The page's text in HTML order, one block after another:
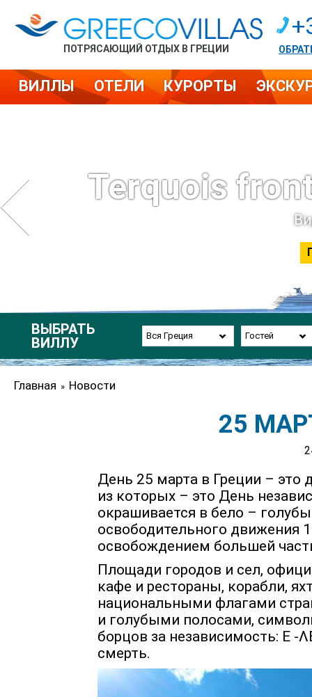
ПОТРЯСАЮЩИЙ ОТДЫХ В ГРЕЦИИ
ВИЛЛЫ ОТЕЛИ КУРОРТЫ
Terquois
ВЫБРАТЬ
ВИЛЛУ
Вся Греция Гостей
Главная » Новости
25
День 25 марта в Греции – это
из которых – это День
окрашивается в бело –
освободительного движения
освобождением большей
Площади городов и сел,
кафе и рестораны, корабли,
национальными флагами
и голубыми полосами,
борцов за независимость: Ε
смерть.